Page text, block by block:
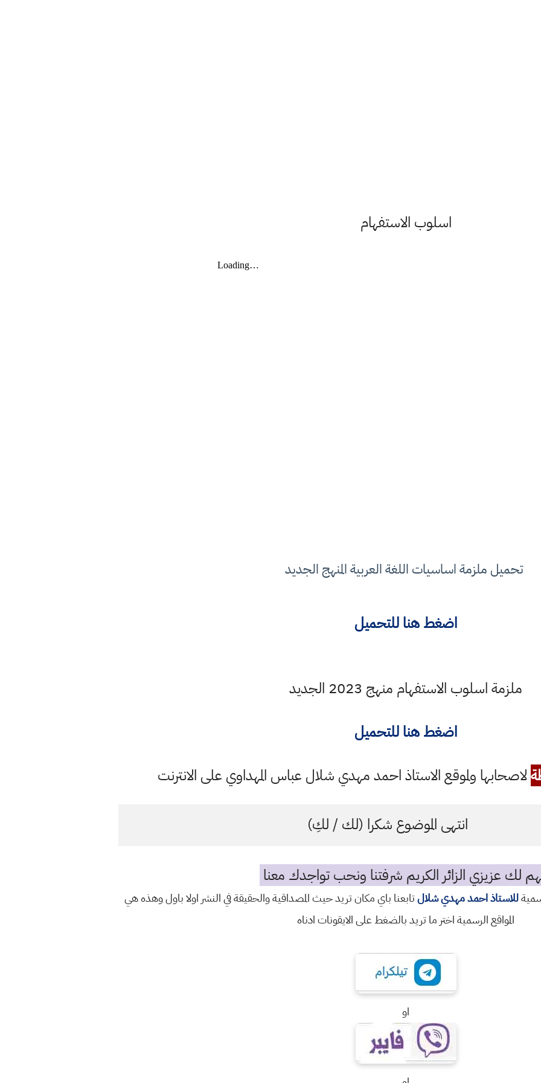
اسلوب الاستفهام
تحميل ملزمة اساسيات اللغة العربية المنهج الجديد
اضغط هنا للتحميل
ملزمة اسلوب الاستفهام منهج 2023 الجديد
اضغط هنا للتحميل
لاصحابها ولموقع الاستاذ احمد مهدي شلال عباس المهداوي على الانترنت
انتهى الموضوع شكرا (لك / لكِ)
لك عزيزي الزائر الكريم شرفتنا ونحب تواجدك معنا
للاستاذ احمد مهدي شلالتابعنا باي مكان تريد حيث المصداقية والحقيقة في النشر اولا باول وهذه هي
المواقع الرسمية اختر ما تريد بالضغط على الايقونات ادناه
او